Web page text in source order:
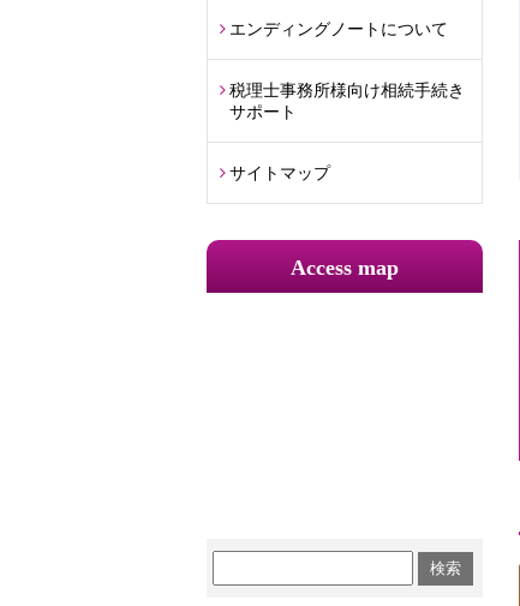
エンディングノートについて
税理士事務所様向け相続手続き
サポート
サイトマップ
Access map